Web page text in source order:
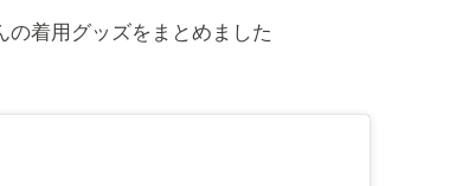
の着用グッズをまとめました